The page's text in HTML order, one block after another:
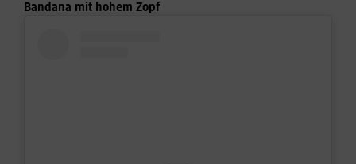
Bandana mit hohem Zopf